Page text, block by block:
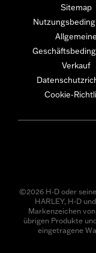
Sitemap
Allgemeine
Verkauf
Cookie-
©2026 H-D oder
HARLEY, H-D
Markenzeichen
übrigen Produkte
eingetragene